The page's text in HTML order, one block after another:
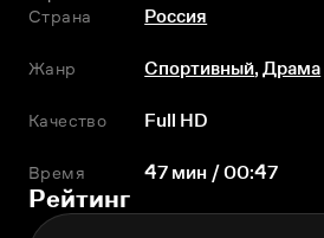
Страна
Россия
Жанр Спортивный,Драма
Качество Full HD
Время 47 мин / 00:47
Рейтинг